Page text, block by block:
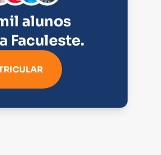
alunos
Faculeste.